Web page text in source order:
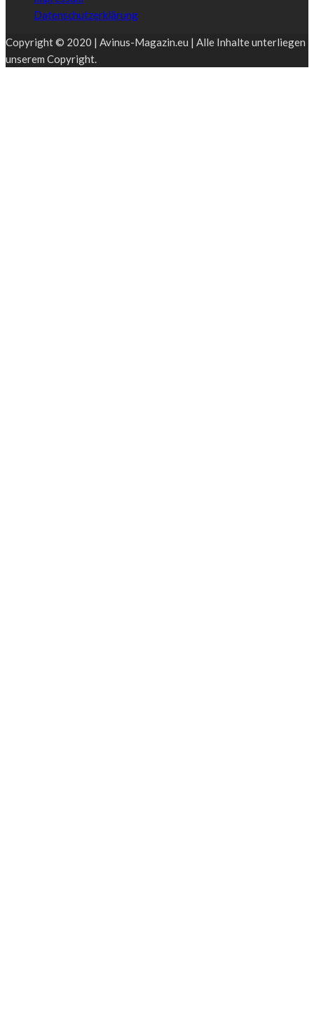
Datenschutzerklärung
Copyright © 2020 | Avinus-Magazin.eu | Alle Inhalte unterliegen
unserem Copyright.